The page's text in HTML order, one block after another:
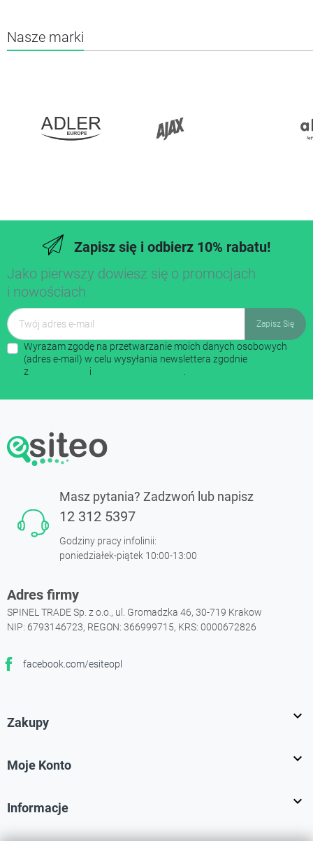
Nasze marki
Zapisz się i odbierz 10% rabatu!
Jako pierwszy dowiesz się o promocjach
i nowościach
Wyrażam zgodę na przetwarzanie moich danych osobowych
(adres e-mail) w celu wysyłania newslettera zgodnie
z
i
Masz pytania? Zadzwoń lub napisz
12 312 5397
Godziny pracy infolinii:
poniedziałek-piątek 10:00-13:00
Adres firmy
SPINEL TRADE Sp. z o.o., ul. Gromadzka 46, 30-719 Krakow
NIP: 6793146723, REGON: 366999715, KRS: 0000672826
facebook.com/esiteopl
Facebook
Zakupy 
Moje Konto 
Informacje 